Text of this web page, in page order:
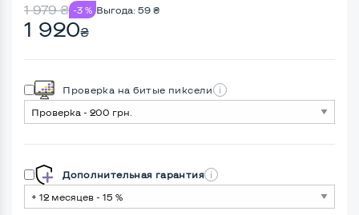
1 979₴ -3 % Выгода: 59 ₴
1 920₴
Проверка на битые пиксели
Дополнительная гарантия